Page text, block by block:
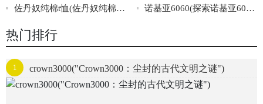
佐丹奴纯棉t恤(佐丹奴纯棉T恤：穿上自然舒适，呵护健康肌肤)
诺基亚6060(探索诺基亚6060的光辉历程)
热门排行
1 crown3000("Crown3000：尘封的古代文明之谜")